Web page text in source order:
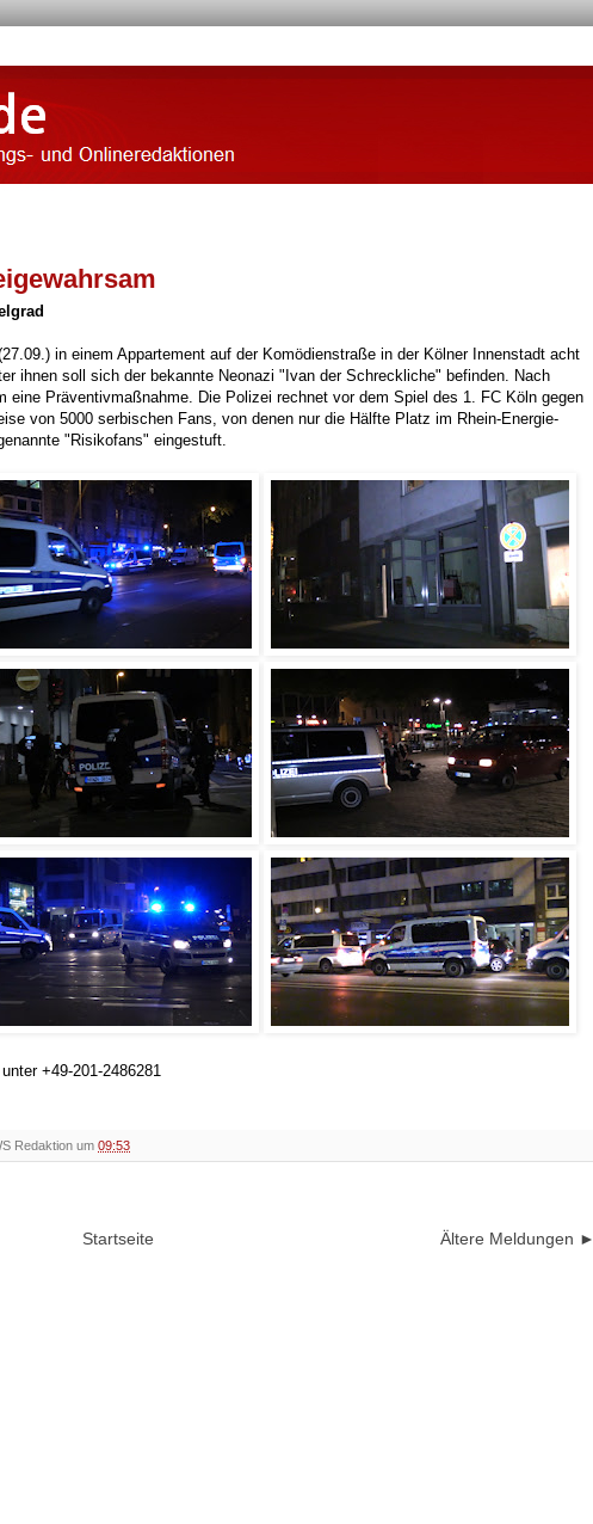
in einem Appartement auf der Komödienstraße in der Kölner Innenstadt acht
ihnen soll sich der bekannte Neonazi "Ivan der Schreckliche" befinden. Nach
Präventivmaßnahme. Die Polizei rechnet vor dem Spiel des 1. FC Köln gegen
von 5000 serbischen Fans, von denen nur die Hälfte Platz im Rhein-Energie-
"Risikofans" eingestuft.
+49-201-2486281
Redaktion um 09:53
Ältere Meldungen ►
Startseite